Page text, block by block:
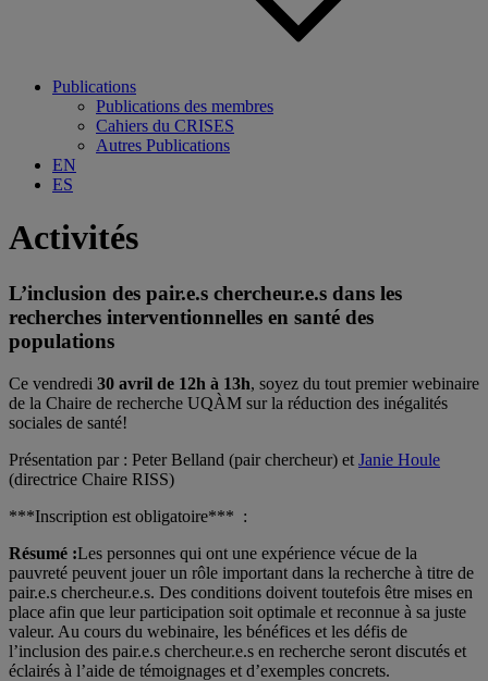
Publications
Publications des membres
Cahiers du CRISES
Autres Publications
EN
ES
Activités
L’inclusion des pair.e.s chercheur.e.s dans les
recherches interventionnelles en santé des
populations
Ce vendredi 30 avril de 12h à 13h, soyez du tout premier webinaire
de la Chaire de recherche UQÀM sur la réduction des inégalités
sociales de santé!
Présentation par : Peter Belland (pair chercheur) et Janie Houle
(directrice Chaire RISS)
***Inscription est obligatoire*** :
Résumé :Les personnes qui ont une expérience vécue de la
pauvreté peuvent jouer un rôle important dans la recherche à titre de
pair.e.s chercheur.e.s. Des conditions doivent toutefois être mises en
place afin que leur participation soit optimale et reconnue à sa juste
valeur. Au cours du webinaire, les bénéfices et les défis de
l’inclusion des pair.e.s chercheur.e.s en recherche seront discutés et
éclairés à l’aide de témoignages et d’exemples concrets.